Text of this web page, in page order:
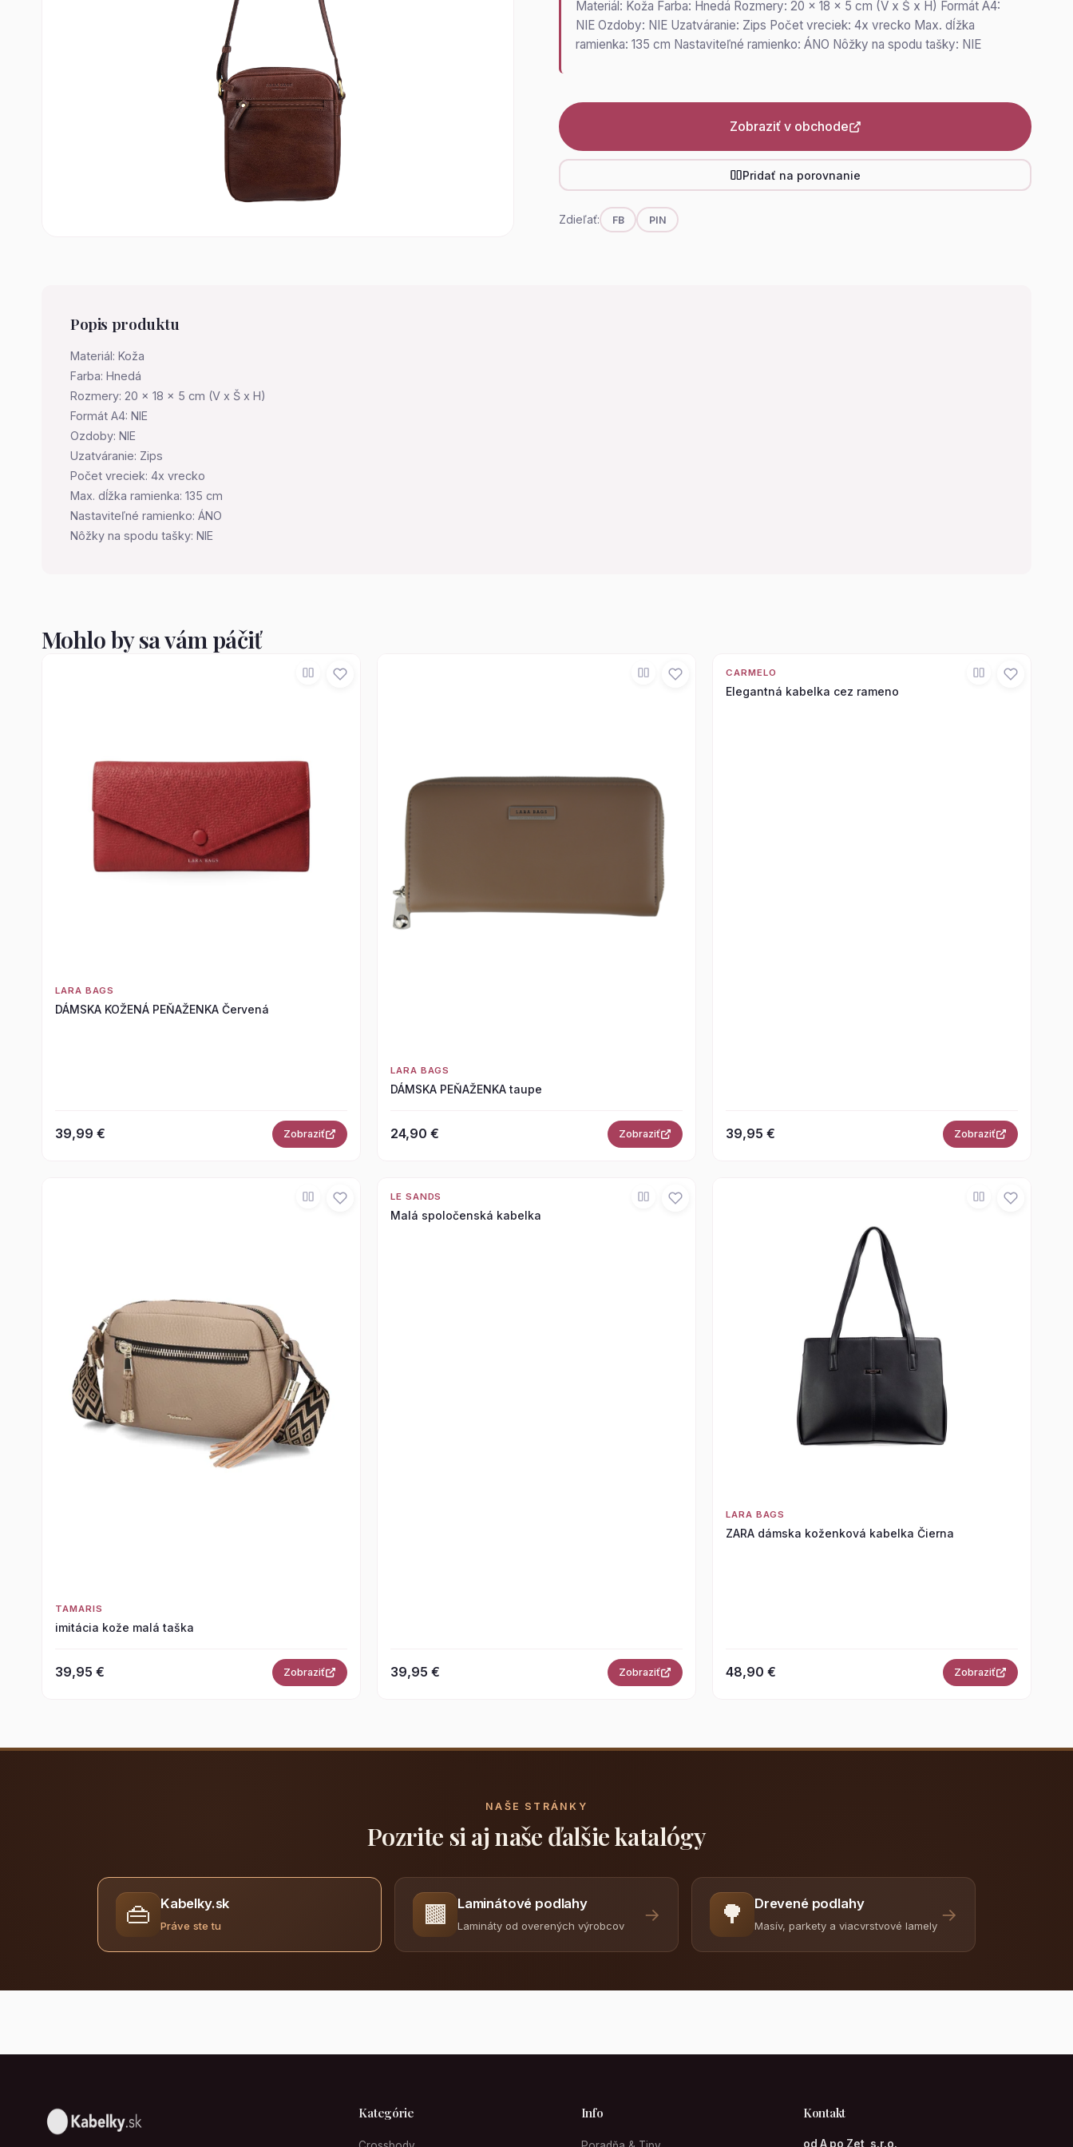
Materiál: Koža Farba: Hnedá Rozmery: 20 x 18 x 5 cm (V x Š x H) Formát A4:
NIE Ozdoby: NIE Uzatváranie: Zips Počet vreciek: 4x vrecko Max. dĺžka
ramienka: 135 cm Nastaviteľné ramienko: ÁNO Nôžky na spodu tašky: NIE
Zobraziť v obchode
Pridať na porovnanie
Zdieľať: FB PIN
Popis produktu
Materiál: Koža
Farba: Hnedá
Rozmery: 20 x 18 x 5 cm (V x Š x H)
Formát A4: NIE
Ozdoby: NIE
Uzatváranie: Zips
Počet vreciek: 4x vrecko
Max. dĺžka ramienka: 135 cm
Nastaviteľné ramienko: ÁNO
Nôžky na spodu tašky: NIE
Mohlo by sa vám páčiť
LARA BAGS
DÁMSKA KOŽENÁ PEŇAŽENKA Červená
39,99 € Zobraziť
LARA BAGS
DÁMSKA PEŇAŽENKA taupe
24,90 € Zobraziť
CARMELO
Elegantná kabelka cez rameno
39,95 € Zobraziť
TAMARIS
imitácia kože malá taška
39,95 € Zobraziť
LE SANDS
Malá spoločenská kabelka
39,95 € Zobraziť
LARA BAGS
ZARA dámska koženková kabelka Čierna
48,90 € Zobraziť
NAŠE STRÁNKY
Pozrite si aj naše ďalšie katalógy
👜 Kabelky.sk
Práve ste tu 🟫 Laminátové podlahy
Lamináty od overených výrobcov
→ 🌳 Drevené podlahy
Masív, parkety a viacvrstvové lamely
→
Kategórie Info Kontakt
od A po Zet, s.r.o.